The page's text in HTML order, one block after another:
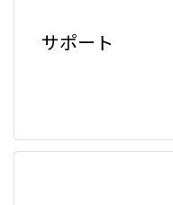
サポート